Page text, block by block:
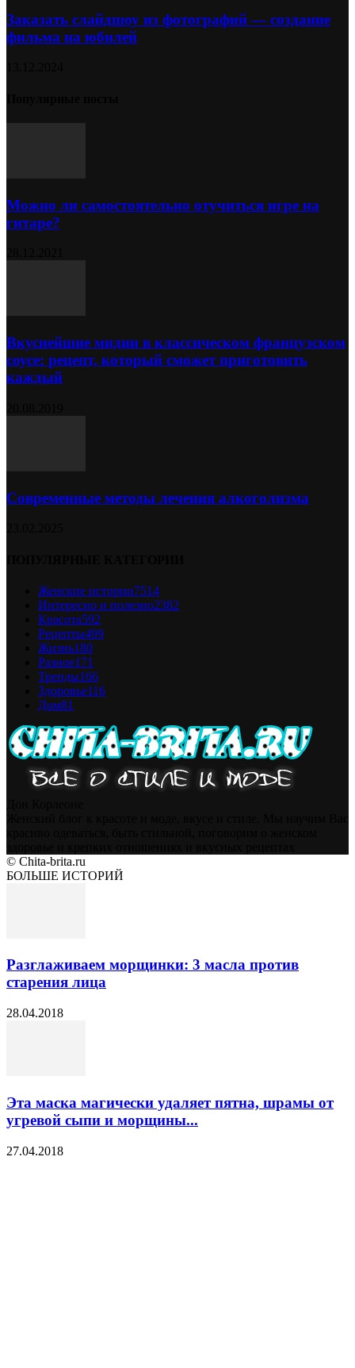
Заказать слайдшоу из фотографий — создание
фильма на юбилей
Можно ли самостоятельно отучиться игре на
гитаре?
Вкуснейшие мидии в классическом французском
соусе: рецепт, который сможет приготовить
каждый
Современные методы лечения алкоголизма
Женские истории7514
Интересно и полезно2382
Красота592
Рецепты499
Жизнь180
Разное171
Тренды166
Здоровье116
Дом81
© Chita-brita.ru
БОЛЬШЕ ИСТОРИЙ
Разглаживаем морщинки: 3 масла против
старения лица
28.04.2018
Эта маска магически удаляет пятна, шрамы от
угревой сыпи и морщины...
27.04.2018